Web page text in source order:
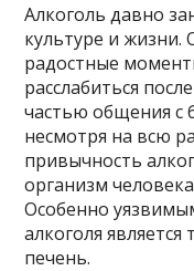
Алкоголь давно
культуре и
радостные
расслабиться
частью общения с
несмотря на всю
привычность
организм
Особенно
алкоголя
печень.